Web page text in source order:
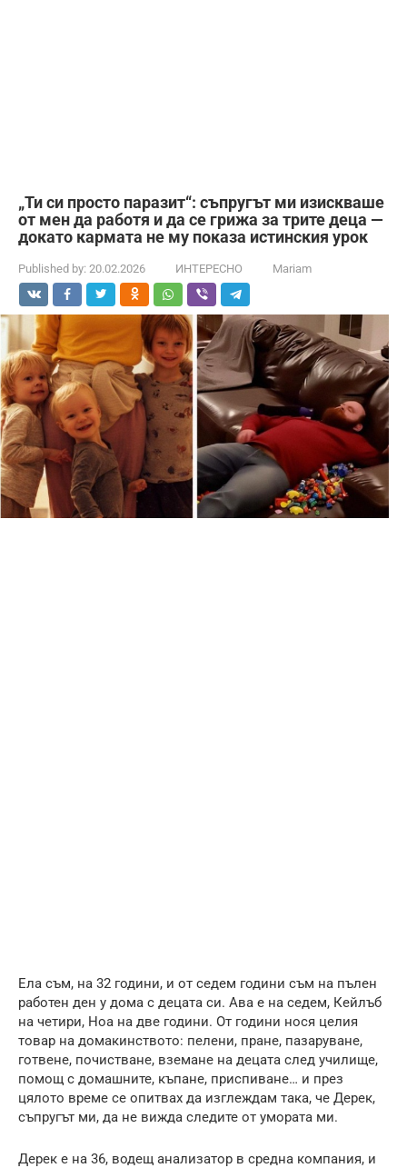
„Ти си просто паразит“: съпругът ми изискваше
от мен да работя и да се грижа за трите деца —
докато кармата не му показа истинския урок
Published by: 20.02.2026 ИНТЕРЕСНО Mariam
Ела съм, на 32 години, и от седем години съм на пълен
работен ден у дома с децата си. Ава е на седем, Кейлъб
на четири, Ноа на две години. От години нося целия
товар на домакинството: пелени, пране, пазаруване,
готвене, почистване, вземане на децата след училище,
помощ с домашните, къпане, приспиване… и през
цялото време се опитвах да изглеждам така, че Дерек,
съпругът ми, да не вижда следите от умората ми.
Дерек е на 36, водещ анализатор в средна компания, и